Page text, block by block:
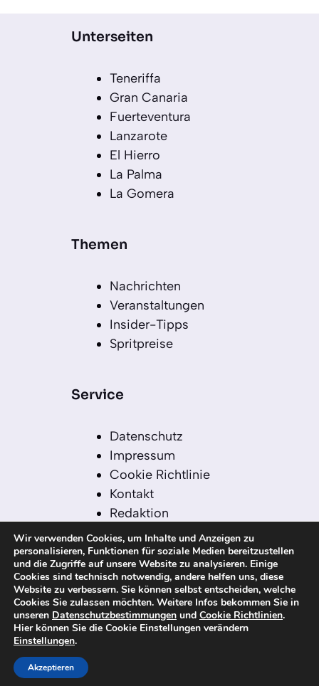
Unterseiten
Teneriffa
Gran Canaria
Fuerteventura
Lanzarote
El Hierro
La Palma
La Gomera
Themen
Nachrichten
Veranstaltungen
Insider-Tipps
Spritpreise
Service
Datenschutz
Impressum
Cookie Richtlinie
Kontakt
Redaktion
Redaktionelle Leitlinien
Sitemap
Einsatz von KI in der
Redaktion
© 2026 kanaren-nachrichten.com – Alle
Rechte vorbehalten
Wir verwenden Cookies, um Inhalte und Anzeigen zu
personalisieren, Funktionen für soziale Medien bereitzustellen
und die Zugriffe auf unsere Website zu analysieren. Einige
Cookies sind technisch notwendig, andere helfen uns, diese
Website zu verbessern. Sie können selbst entscheiden, welche
Cookies Sie zulassen möchten. Weitere Infos bekommen Sie in
unseren Datenschutzbestimmungen und Cookie Richtlinien.
Hier können Sie die Cookie Einstellungen verändern
Einstellungen.
Akzeptieren